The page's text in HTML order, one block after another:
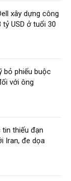
xây dựng công
USD ở tuổi 30
bỏ phiếu buộc
với ông
tin thiếu đạn
Iran, đe dọa